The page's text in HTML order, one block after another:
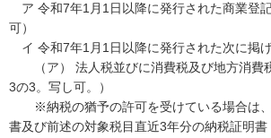
ア 令和7年1月1日以降に発行された商業登
可）
イ 令和7年1月1日以降に発行された次に掲
（ア） 法人税並びに消費税及び地方消費
3の3。写し可。）
※納税の猶予の許可を受けている場合は、
書及び前述の対象税目直近3年分の納税証明書